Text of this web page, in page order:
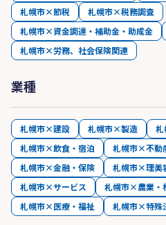
札幌市×節税
札幌市×税務調査
札幌市×資金調達・補助金・助成金
札幌市×労務、社会保険関連
業種
札幌市×建設 札幌市×製造
札幌市×飲食・宿泊
札幌市×不動
札幌市×金融・保険
札幌市×理美
札幌市×サービス
札幌市×農業・
札幌市×医療・福祉
札幌市×特殊